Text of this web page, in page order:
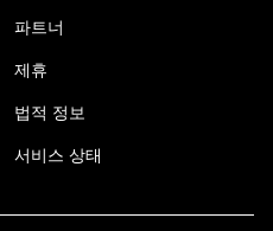
파트너
제휴
법적 정보
서비스 상태